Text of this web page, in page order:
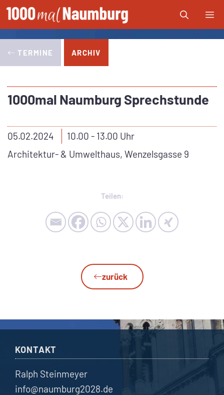
Zum
Inhalt
springen
TERMINE ARCHIV
1000mal Naumburg Sprechstunde
05.02.2024
10.00 - 13.00 Uhr
Architektur- & Umwelthaus, Wenzelsgasse 9
Teilen:
zurück
KONTAKT
Ralph Steinmeyer
info@naumburg2028.de